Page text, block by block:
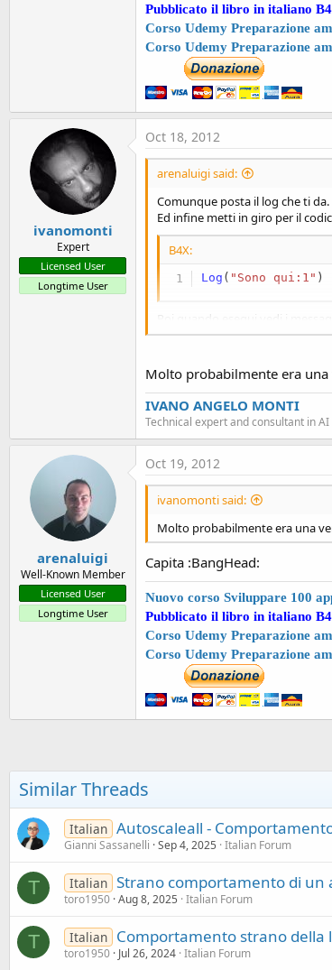
Pubblicato il libro in italiano
Corso Udemy Preparazione
Corso Udemy Preparazione
ivanomonti
Expert
Licensed User
Longtime User
Oct 18, 2012
arenaluigi said:
Comunque posta il log che ti da.
Ed infine metti in giro per il
B4X:
Log ( "Sono qui:1" )
Poi quando esegui vedi i
Ma un messaggio del genere ,
Molto probabilmente era
IVANO ANGELO MONTI
Technical expert and consultant in
arenaluigi
Well-Known Member
Licensed User
Longtime User
Oct 19, 2012
ivanomonti said:
Molto probabilmente era una
Capita :BangHead:
Nuovo corso Sviluppare 100
Pubblicato il libro in italiano
Corso Udemy Preparazione
Corso Udemy Preparazione
Similar Threads
Italian Autoscaleall -
Gianni Sassanelli Sep 4, 2025 Italian Forum
T Italian Strano comportamento di un
toro1950 Aug 8, 2025 Italian Forum
T Italian Comportamento strano della
toro1950 Jul 26, 2024 Italian Forum